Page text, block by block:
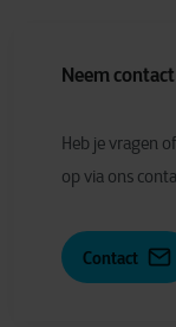
Neem
Heb je vragen
op via ons
Contact